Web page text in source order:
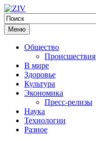
Меню
Общество
Происшествия
В мире
Здоровье
Культура
Экономика
Пресс-релизы
Наука
Технологии
Разное